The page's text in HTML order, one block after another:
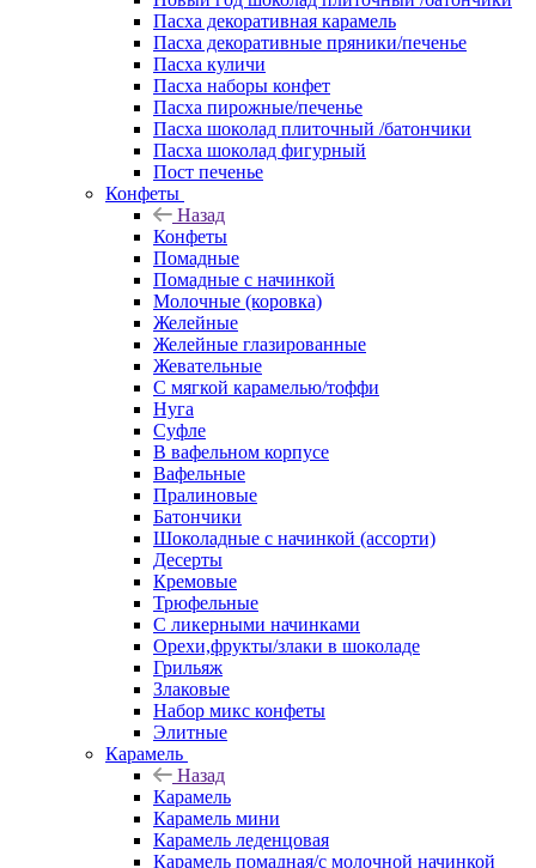
Пасха декоративная карамель
Пасха декоративные пряники/печенье
Пасха куличи
Пасха наборы конфет
Пасха пирожные/печенье
Пасха шоколад плиточный /батончики
Пасха шоколад фигурный
Пост печенье
Конфеты
Назад
Конфеты
Помадные
Помадные с начинкой
Молочные (коровка)
Желейные
Желейные глазированные
Жевательные
С мягкой карамелью/тоффи
Нуга
Суфле
В вафельном корпусе
Вафельные
Пралиновые
Батончики
Шоколадные с начинкой (ассорти)
Десерты
Кремовые
Трюфельные
С ликерными начинками
Орехи,фрукты/злаки в шоколаде
Грильяж
Злаковые
Набор микс конфеты
Элитные
Карамель
Назад
Карамель
Карамель мини
Карамель леденцовая
Карамель помадная/с молочной начинкой